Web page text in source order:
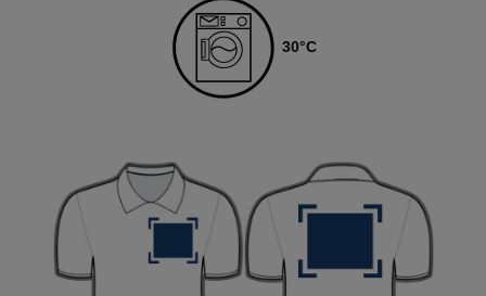
30°C